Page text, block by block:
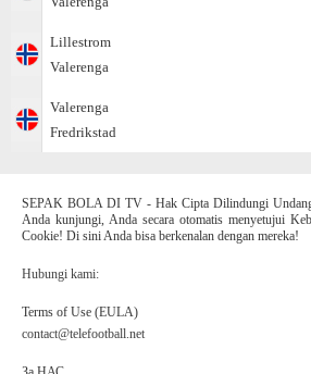
Lillestrom
Valerenga
Valerenga
Fredrikstad
SEPAK BOLA DI TV - Hak Cipta Dilindungi
Anda kunjungi, Anda secara otomatis menyetujui
Cookie! Di sini Anda bisa berkenalan dengan mereka!
Hubungi kami:
Terms of Use (EULA)
contact@telefootball.net